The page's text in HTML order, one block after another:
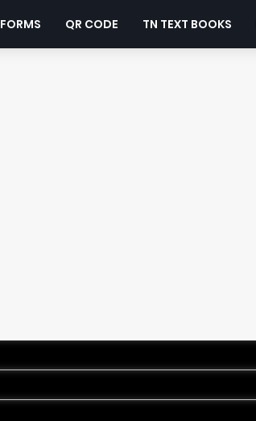
FORMS QR CODE TN TEXT BOOKS